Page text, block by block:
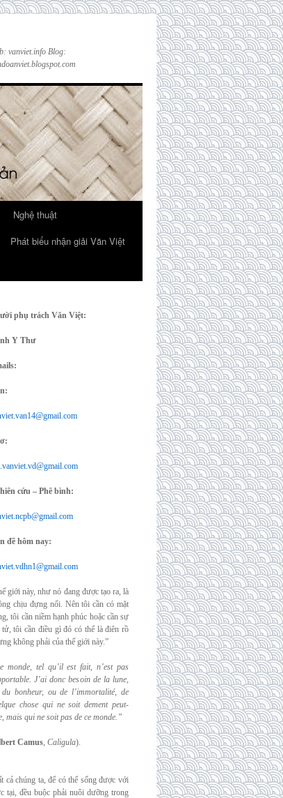
vanviet.info Blog:
Nghệ thuật
Phát biểu nhận giải Văn Việt
phụ trách Văn Việt:
Y Thư
cứu – Phê bình:
đề hôm nay:
giới này, như nó đang được tạo ra, là
chịu đựng nổi. Nên tôi cần có mặt
tôi cần niềm hạnh phúc hoặc cần sự
tử, tôi cần điều gì đó có thể là điên rồ
không phải của thế giới này.”
monde, tel qu’il est fait, n’est pas
J’ai donc besoin de la lune,
bonheur, ou de l’immortalité, de
chose qui ne soit dement peut-
mais qui ne soit pas de ce monde.”
Camus, Caligula).
cả chúng ta, để có thể sống được với
tại, đều buộc phải nuôi dưỡng trong